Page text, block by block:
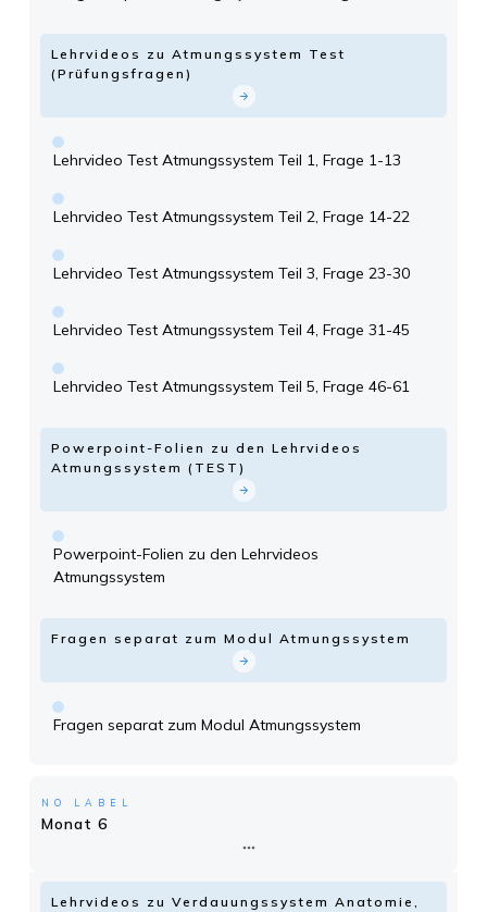
Lehrvideos zu Atmungssystem Test
(Prüfungsfragen)
Lehrvideo Test Atmungssystem Teil 1, Frage 1-13
Lehrvideo Test Atmungssystem Teil 2, Frage 14-22
Lehrvideo Test Atmungssystem Teil 3, Frage 23-30
Lehrvideo Test Atmungssystem Teil 4, Frage 31-45
Lehrvideo Test Atmungssystem Teil 5, Frage 46-61
Powerpoint-Folien zu den Lehrvideos
Atmungssystem (TEST)
Powerpoint-Folien zu den Lehrvideos
Atmungssystem
Fragen separat zum Modul Atmungssystem
Fragen separat zum Modul Atmungssystem
NO LABEL
Monat 6
Lehrvideos zu Verdauungssystem Anatomie,